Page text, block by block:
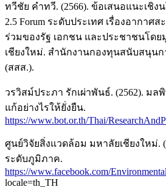
ทวีชัย คำทวี. (2566). ข้อเสนอแนะเชิง
2.5 Forum ระดับประเทศ เรื่องอากาศ
ร่วมของรัฐ เอกชน และประชาชนโดย
เชียงใหม่. สำนักงานกองทุนสนับสนุนก
(สสส.).
วรวิสม์ประภา รักเผ่าพันธ์. (2562). ม
แก้อย่างไรให้ยั่งยืน.
https://www.bot.or.th/Thai/
ศูนย์วิจัยสิ่งแวดล้อม มหาลัยเชียงใหม่.
ระดับภูมิภาค.
https://www.facebook.com/
locale=th_TH